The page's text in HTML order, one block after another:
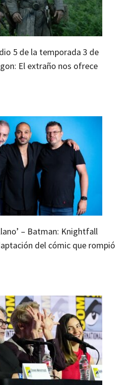
5 de la temporada 3 de
El extraño nos ofrece
– Batman: Knightfall
del cómic que rompió